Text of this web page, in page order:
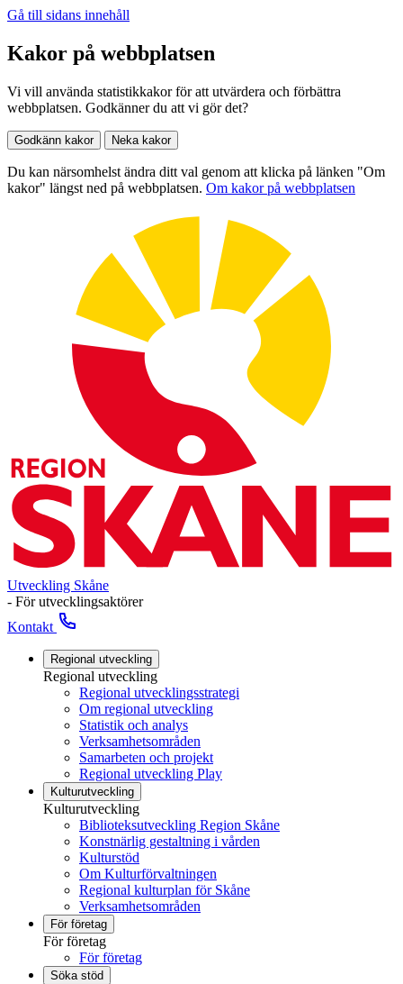
Gå till sidans innehåll
Kakor på webbplatsen
Vi vill använda statistikkakor för att utvärdera och förbättra
webbplatsen. Godkänner du att vi gör det?
Godkänn kakor Neka kakor
Du kan närsomhelst ändra ditt val genom att klicka på länken "Om
kakor" längst ned på webbplatsen. Om kakor på webbplatsen
Utveckling Skåne
- För utvecklingsaktörer
Kontakt
Regional utveckling
Regional utveckling
Regional utvecklingsstrategi
Om regional utveckling
Statistik och analys
Verksamhetsområden
Samarbeten och projekt
Regional utveckling Play
Kulturutveckling
Kulturutveckling
Biblioteksutveckling Region Skåne
Konstnärlig gestaltning i vården
Kulturstöd
Om Kulturförvaltningen
Regional kulturplan för Skåne
Verksamhetsområden
För företag
För företag
För företag
Söka stöd